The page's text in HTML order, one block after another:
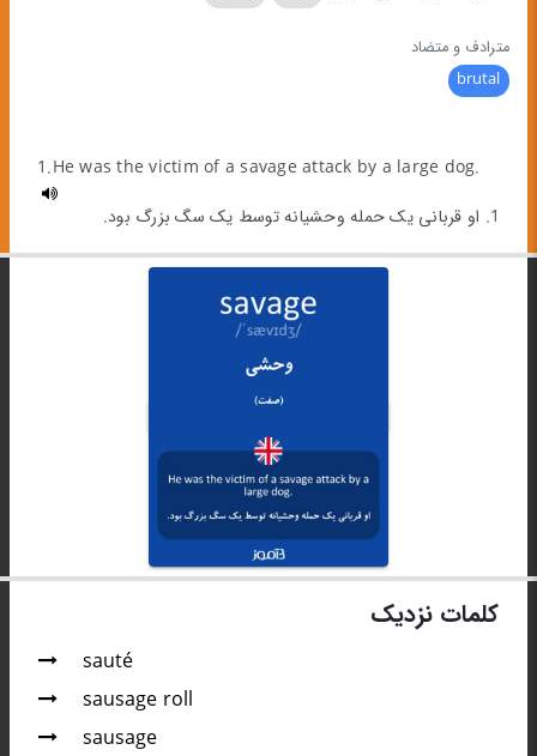
مترادف و متضاد
brutal
1.He was the victim of a savage attack by a large dog.
1. او قربانی یک حمله وحشیانه توسط یک سگ بزرگ بود.
کلمات نزدیک
sauté
sausage roll
sausage